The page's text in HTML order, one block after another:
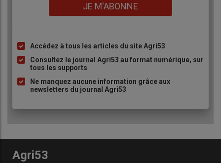
JE M'ABONNE
Liste
à
puce
Accédez à tous les articles du site Agri53
Consultez le journal Agri53 au format numérique, sur
tous les supports
Ne manquez aucune information grâce aux
newsletters du journal Agri53
Agri53